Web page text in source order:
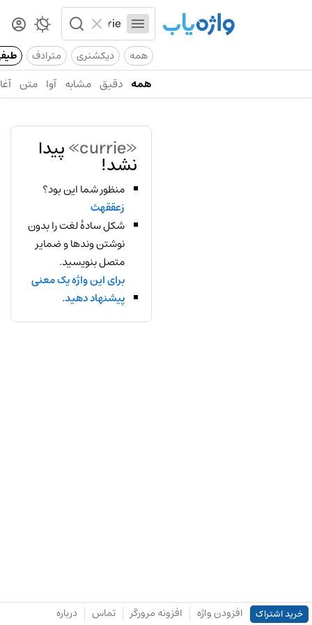
همه دیکشنری مترادف
همه دقیق مشابه آوا متن
«currie» پیدا
نشد!
منظور شما این بود؟
زعققهث
شکل سادهٔ لغت را بدون
نوشتن وندها و ضمایر
متصل بنویسید.
برای این واژه یک معنی
پیشنهاد دهید.
خرید اشتراک افزودن واژه افزونه مرورگر تماس درباره